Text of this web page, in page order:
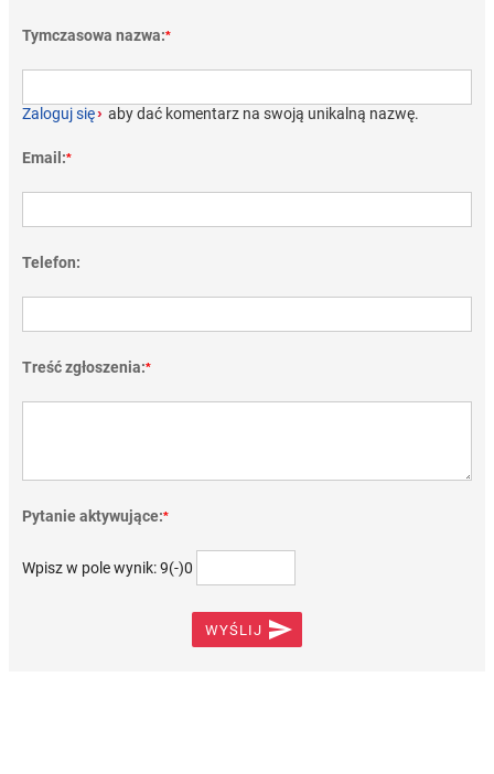
Tymczasowa nazwa:*
Zaloguj się› aby dać komentarz na swoją unikalną nazwę.
Email:*
Telefon:
Treść zgłoszenia:*
Pytanie aktywujące:*
Wpisz w pole wynik: 9(-)0
WYŚLIJ 